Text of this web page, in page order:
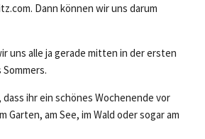
Dann können wir uns darum
uns alle ja gerade mitten in der ersten
ihr ein schönes Wochenende vor
Garten, am See, im Wald oder sogar am